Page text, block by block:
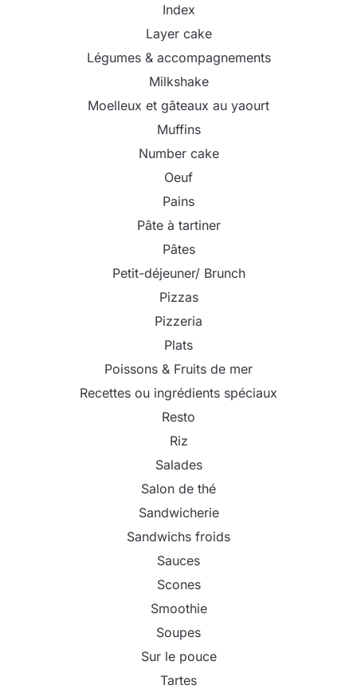
Index
Layer cake
Légumes & accompagnements
Milkshake
Moelleux et gâteaux au yaourt
Muffins
Number cake
Oeuf
Pains
Pâte à tartiner
Pâtes
Petit-déjeuner/ Brunch
Pizzas
Pizzeria
Plats
Poissons & Fruits de mer
Recettes ou ingrédients spéciaux
Resto
Riz
Salades
Salon de thé
Sandwicherie
Sandwichs froids
Sauces
Scones
Smoothie
Soupes
Sur le pouce
Tartes